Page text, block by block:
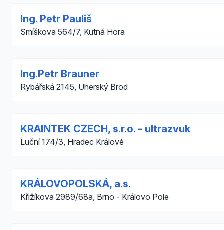
Ing. Petr Pauliš
Smíškova 564/7, Kutná Hora
Ing.Petr Brauner
Rybářská 2145, Uherský Brod
KRAINTEK CZECH, s.r.o. - ultrazvuk
Luční 174/3, Hradec Králové
KRÁLOVOPOLSKÁ, a.s.
Křižíkova 2989/68a, Brno - Královo Pole